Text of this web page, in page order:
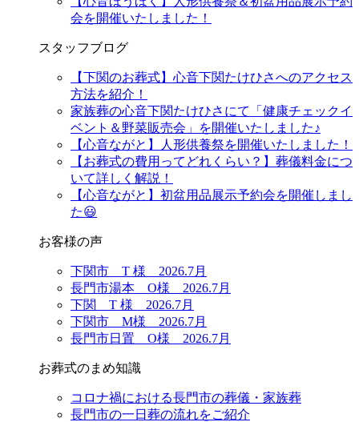
会を開催いたしました！
スタッフブログ
【下関のお葬式】心音下関たけひさへのアクセス
方法を紹介！
家族葬の心音下関たけひさにて「健康チェックイ
ベント＆野菜販売会」を開催いたしました♪
【心音ながと】人形供養祭を開催いたしました！
【お葬式の費用ってどれくらい？】葬儀料金につ
いて詳しく解説！
【心音ながと】初盆用品展示予約会を開催しまし
た😃
お客様の声
下関市 T 様 2026.7月
長門市湯本 O様 2026.7月
下関 T 様 2026.7月
下関市 M様 2026.7月
長門市日置 O様 2026.7月
お葬式のまめ知識
コロナ禍における長門市の葬儀・家族葬
長門市の一日葬の流れをご紹介